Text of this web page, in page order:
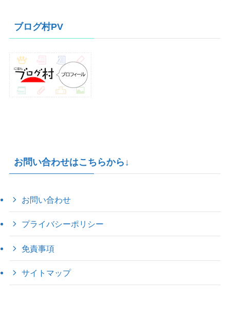
ブ
ブログ村PV
お問い合わせはこちらから↓
お問い合わせ
プライバシーポリシー
免責事項
サイトマップ